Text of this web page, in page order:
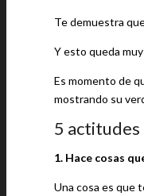
Te demuestra
Y esto queda
Es momento de
mostrando su
5 actitudes
1. Hace cosas
Una cosa es que